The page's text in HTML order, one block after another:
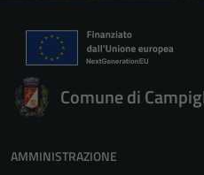
Comune di
AMMINISTRAZIONE